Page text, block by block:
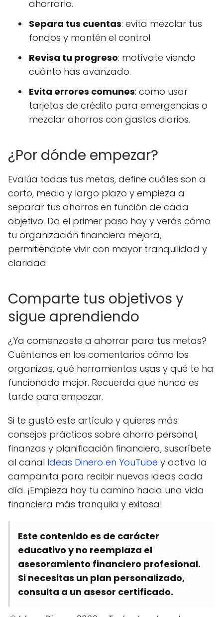
ahorrarlo.
Separa tus cuentas: evita mezclar tus
fondos y mantén el control.
Revisa tu progreso: motívate viendo
cuánto has avanzado.
Evita errores comunes: como usar
tarjetas de crédito para emergencias o
mezclar ahorros con gastos diarios.
¿Por dónde empezar?
Evalúa todas tus metas, define cuáles son a
corto, medio y largo plazo y empieza a
separar tus ahorros en función de cada
objetivo. Da el primer paso hoy y verás cómo
tu organización financiera mejora,
permitiéndote vivir con mayor tranquilidad y
claridad.
Comparte tus objetivos y
sigue aprendiendo
¿Ya comenzaste a ahorrar para tus metas?
Cuéntanos en los comentarios cómo los
organizas, qué herramientas usas y qué te ha
funcionado mejor. Recuerda que nunca es
tarde para empezar.
Si te gustó este artículo y quieres más
consejos prácticos sobre ahorro personal,
finanzas y planificación financiera, suscríbete
al canal Ideas Dinero en YouTube y activa la
campanita para recibir nuevas ideas cada
día. ¡Empieza hoy tu camino hacia una vida
financiera más tranquila y exitosa!
Este contenido es de carácter
educativo y no reemplaza el
asesoramiento financiero profesional.
Si necesitas un plan personalizado,
consulta a un asesor certificado.